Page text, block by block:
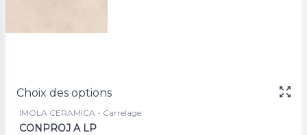
Choix des options
IMOLA CERAMICA - Carrelage
CONPROJ A LP